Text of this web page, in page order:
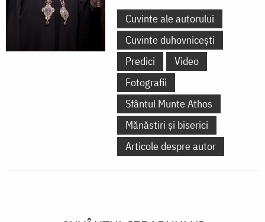
Cuvinte ale autorului
Cuvinte duhovnicești
Predici
Video
Fotografii
Sfântul Munte Athos
Mănăstiri și biserici
Articole despre autor